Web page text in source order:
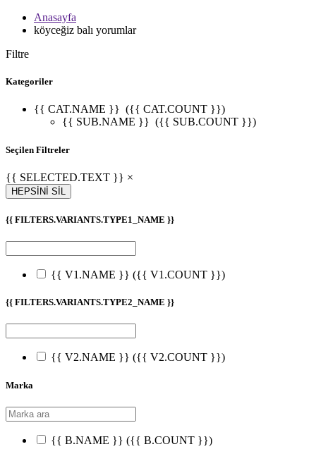
Anasayfa
köyceğiz balı yorumlar
Filtre
Kategoriler
{{ CAT.NAME }} ({{ CAT.COUNT }})
{{ SUB.NAME }} ({{ SUB.COUNT }})
Seçilen Filtreler
{{ SELECTED.TEXT }} ×
HEPSİNİ SİL
{{ FILTERS.VARIANTS.TYPE1_NAME }}
{{ V1.NAME }} ({{ V1.COUNT }})
{{ FILTERS.VARIANTS.TYPE2_NAME }}
{{ V2.NAME }} ({{ V2.COUNT }})
Marka
{{ B.NAME }} ({{ B.COUNT }})